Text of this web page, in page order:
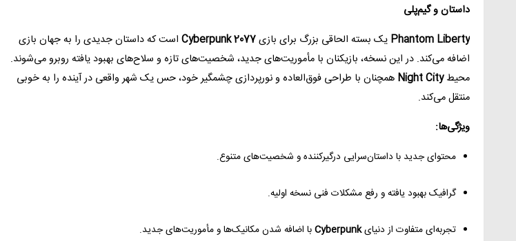
داستان و گیم‌پلی
Phantom Liberty یک بسته الحاقی بزرگ برای بازیCyberpunk 2077 است که داستان جدیدی را به جهان بازی
اضافه می‌کند. در این نسخه، بازیکنان با مأموریت‌های جدید، شخصیت‌های تازه و سلاح‌های بهبود یافته روبرو می‌شوند.
محیطNight City همچنان با طراحی فوق‌العاده و نورپردازی چشمگیر خود، حس یک شهر واقعی در آینده را به خوبی
منتقل می‌کند.
ویژگی‌ها:
محتوای جدید با داستان‌سرایی درگیرکننده و شخصیت‌های متنوع.
گرافیک بهبود یافته و رفع مشکلات فنی نسخه اولیه.
تجربه‌ای متفاوت از دنیایCyberpunkبا اضافه شدن مکانیک‌ها و مأموریت‌های جدید.